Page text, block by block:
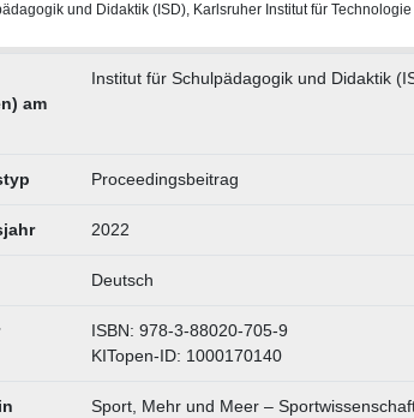
und Didaktik (ISD), Karlsruher Institut für Technologie
am
Institut für Schulpädagogik und Didaktik
Proceedingsbeitrag
2022
Deutsch
ISBN: 978-3-88020-705-9
KITopen-ID: 1000170140
Sport, Mehr und Meer –